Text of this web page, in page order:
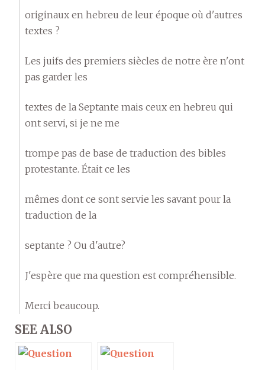
originaux en hebreu de leur époque où d'autres
textes ?
Les juifs des premiers siècles de notre ère n'ont
pas garder les
textes de la Septante mais ceux en hebreu qui
ont servi, si je ne me
trompe pas de base de traduction des bibles
protestante. Était ce les
mêmes dont ce sont servie les savant pour la
traduction de la
septante ? Ou d'autre?
J'espère que ma question est compréhensible.
Merci beaucoup.
SEE ALSO